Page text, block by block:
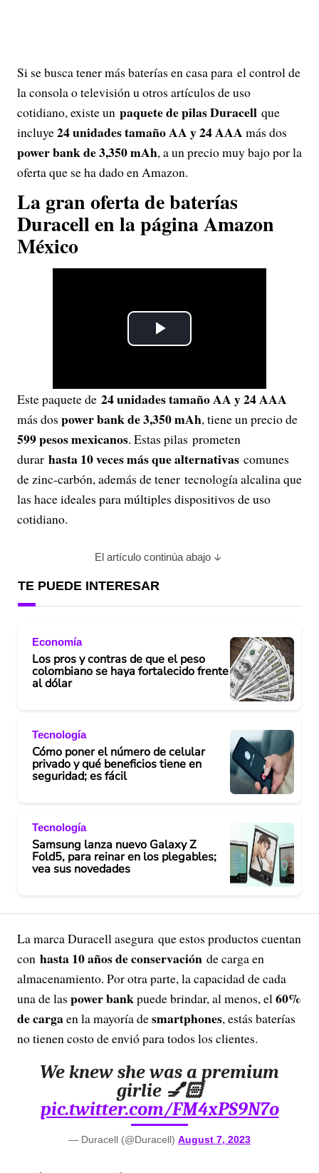
Si se busca tener más baterías en casa para el control de
la consola o televisión u otros artículos de uso
cotidiano, existe un paquete de pilas Duracell que
incluye24 unidades tamaño AA y 24 AAA más dos
power bank de 3,350 mAh, a un precio muy bajo por la
oferta que se ha dado en Amazon.
La gran oferta de baterías
Duracell en la página Amazon
México
P
a
y
V
i
o
Este paquete de 24 unidades tamaño AA y 24 AAA
más dos power bank de 3,350 mAh, tiene un precio de
599 pesos mexicanos. Estas pilas prometen
durar hasta 10 veces más que alternativas comunes
de zinc-carbón, además de tener tecnología alcalina que
las hace ideales para múltiples dispositivos de uso
cotidiano.
El artículo continúa abajo
TE PUEDE INTERESAR
Economía
Los pros y contras de que el peso
colombiano se haya fortalecido frente
al dólar
Tecnología
Cómo poner el número de celular
privado y qué beneficios tiene en
seguridad; es fácil
Tecnología
Samsung lanza nuevo Galaxy Z
Fold5, para reinar en los plegables;
vea sus novedades
La marca Duracell asegura que estos productos cuentan
con hasta 10 años de conservación de carga en
almacenamiento. Por otra parte, la capacidad de cada
una de las power bankpuede brindar, al menos, el60%
de cargaen la mayoría desmartphones, estás baterías
no tienen costo de envió para todos los clientes.
We knew she was a premium
girlie 💅🏻
pic.twitter.com/FM4xPS9N7o
— Duracell (@Duracell) August 7, 2023